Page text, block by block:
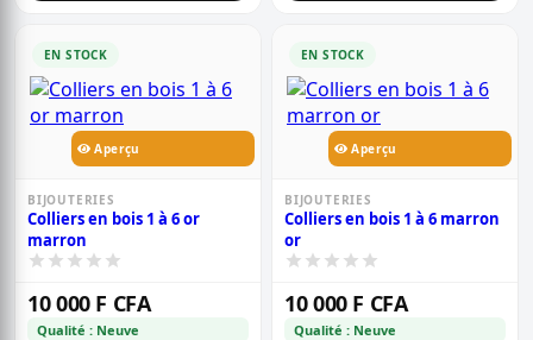
EN STOCK
Aperçu
BIJOUTERIES
Colliers en bois 1 à 6 or
marron
10 000 F CFA
Qualité : Neuve
EN STOCK
Aperçu
BIJOUTERIES
Colliers en bois 1 à 6 marron
or
10 000 F CFA
Qualité : Neuve